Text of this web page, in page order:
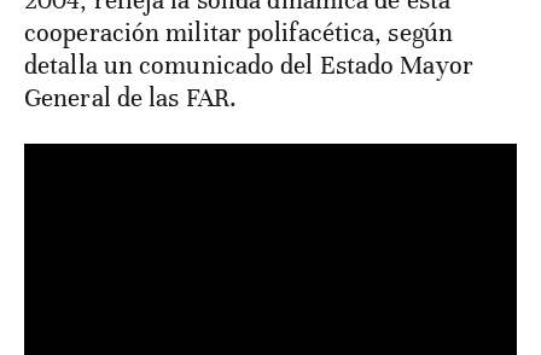
cooperación militar polifacética, según
detalla un comunicado del Estado Mayor
General de las FAR.